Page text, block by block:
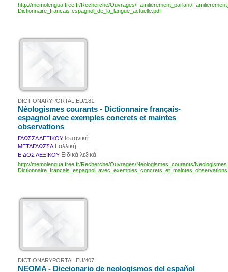
http://memolengua.free.fr/Recherche/Ouvrages/Familierement_parlant/
Dictionnaire_francais-espagnol_de_la_langue_actuelle.pdf
DICTIONARYPORTAL.EU/181
Néologismes courants - Dictionnaire français-
espagnol avec exemples concrets et maintes
observations
ΓΛΩΣΣΑ ΛΕΞΙΚΟΥ Ισπανική
ΜΕΤΑΓΛΩΣΣΑ Γαλλική
ΕΙΔΟΣ ΛΕΞΙΚΟΥ Ειδικά λεξικά
http://memolengua.free.fr/Recherche/Ouvrages/Neologismes_courants/
DICTIONARYPORTAL.EU/407
NEOMA - Diccionario de neologismos del español